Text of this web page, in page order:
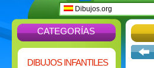
Dibujos.org
CATEGORÍAS
DIBUJOS INFANTILES